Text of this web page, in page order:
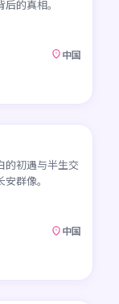
的真相。
中国
的初遇与半生交
群像。
中国